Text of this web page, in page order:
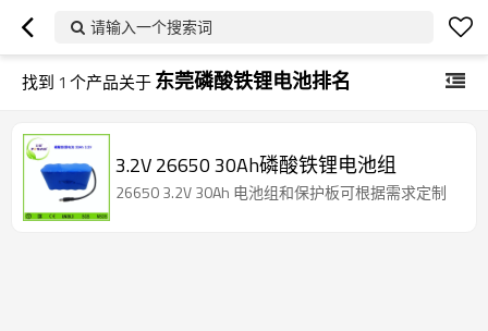
请输入一个搜索词
找到 1 个产品关于东莞磷酸铁锂电池排名
3.2V 26650 30Ah磷酸铁锂电池组
26650 3.2V 30Ah 电池组和保护板可根据需求定制